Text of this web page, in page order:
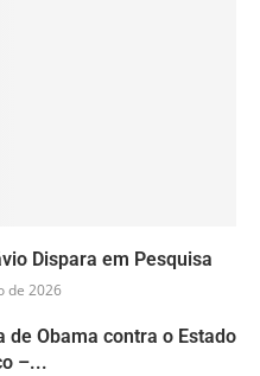
Dispara em Pesquisa
de 2026
Obama contra o Estado
–...